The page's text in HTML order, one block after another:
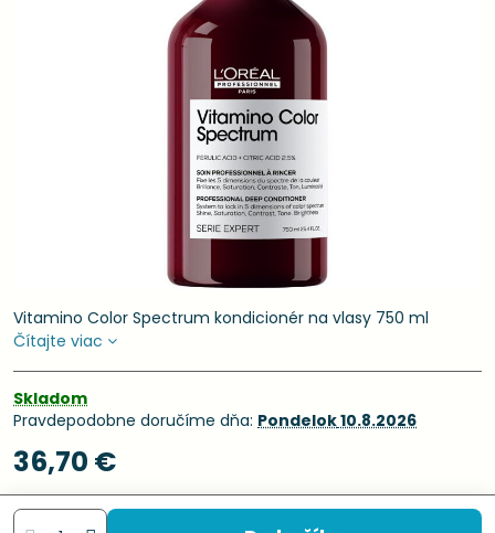
Vitamino Color Spectrum kondicionér na vlasy 750 ml
Čítajte viac
Skladom
Pravdepodobne doručíme dňa: Pondelok10.8.2026
36,70 €